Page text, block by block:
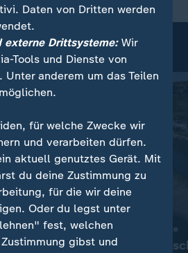
veröffentlicht
Trockenheit und Hitze
Flüsse in
Daten von Dritten werden
externe Drittsysteme:Wir
Tools und Dienste von
Unter anderem um das Teilen
für welche Zwecke wir
und verarbeiten dürfen.
aktuell genutztes Gerät. Mit
du deine Zustimmung zu
für die wir deine
Oder du legst unter
fest, welchen
gibst und